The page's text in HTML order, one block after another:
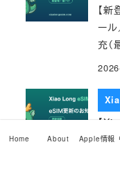
【新
ール
充（
【
Home About Apple情報